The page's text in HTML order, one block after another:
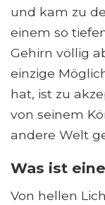
und kam zu
einem so
Gehirn völlig
einzige
hat, ist zu
von seinem
andere Welt
Was ist
Von hellen